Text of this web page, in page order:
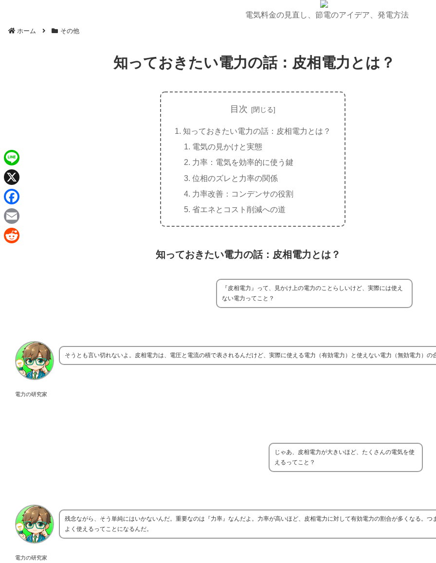
電気料金の見直し、節電のアイデア、発電方法
ホーム その他
知っておきたい電力の話：皮相電力とは？
目次
知っておきたい電力の話：皮相電力とは？
電気の見かけと実態
力率：電気を効率的に使う鍵
位相のズレと力率の関係
力率改善：コンデンサの役割
省エネとコスト削減への道
知っておきたい電力の話：皮相電力とは？
『皮相電力』って、見かけ上の電力のことらしいけど、実際には使え
ない電力ってこと？
電力の研究家
そうとも言い切れないよ。皮相電力は、電圧と電流の積で表されるんだけど、実際に使える電力（有効電力）と使えない電力（無効電力）の
じゃあ、皮相電力が大きいほど、たくさんの電気を使
えるってこと？
電力の研究家
残念ながら、そう単純にはいかないんだ。重要なのは『力率』なんだよ。力率が高いほど、皮相電力に対して有効電力の割合が多くなる。つ
よく使えるってことになるんだ。
L
n
e
X
F
a
c
E